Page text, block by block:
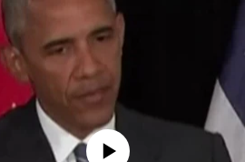
No media source currently available